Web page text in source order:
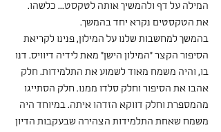
המילה על דף ולהמשיך אותה לטקסט... כלשהו.
את הטקסטים נקרא יחד בהמשך.
בהמשך למחשבות שלנו על המילון, פנינו לקריאת
הסיפור הקצר "המילון הישן" מאת לידיה דיוויס. דנו
בו, והיה משמח מאוד לשמוע את התלמידות. חלק
אהבו את הסיפור וחלק סלדו ממנו. חלק הסתייגו
מהמספרת וחלק דווקא הזדהו איתה. במיוחד היה
משמח שאחת התלמידות הצהירה שבעקבות הדיון